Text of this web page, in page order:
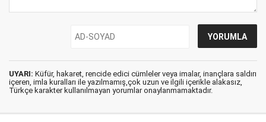
UYARI: Küfür, hakaret, rencide edici cümleler veya imalar, inançlara saldırı
içeren, imla kuralları ile yazılmamış,çok uzun ve ilgili içerikle alakasız,
Türkçe karakter kullanılmayan yorumlar onaylanmamaktadır.